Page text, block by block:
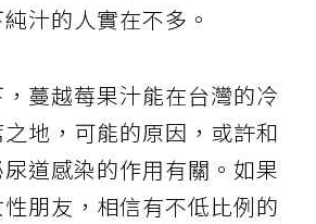
汁的人實在不多。
蔓越莓果汁能在台灣的冷
地，可能的原因，或許和
道感染的作用有關。如果
朋友，相信有不低比例的